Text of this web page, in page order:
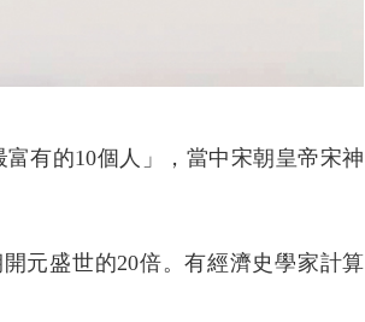
有的10個人」，當中宋朝皇帝宋神
元盛世的20倍。有經濟史學家計算